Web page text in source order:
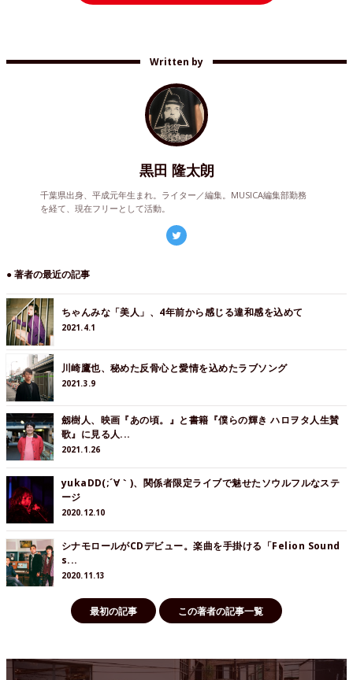
Written by
黒田 隆太朗
千葉県出身、平成元年生まれ。ライター／編集。MUSICA編集部勤務
を経て、現在フリーとして活動。
● 著者の最近の記事
ちゃんみな「美人」、4年前から感じる違和感を込めて
2021.4.1
川崎鷹也、秘めた反骨心と愛情を込めたラブソング
2021.3.9
劔樹人、映画『あの頃。』と書籍『僕らの輝き ハロヲタ人生賛
歌』に見る人...
2021.1.26
yukaDD(;´∀｀)、関係者限定ライブで魅せたソウルフルなステ
ージ
2020.12.10
シナモロールがCDデビュー。楽曲を手掛ける「Felion Sound
s...
2020.11.13
最初の記事 この著者の記事一覧